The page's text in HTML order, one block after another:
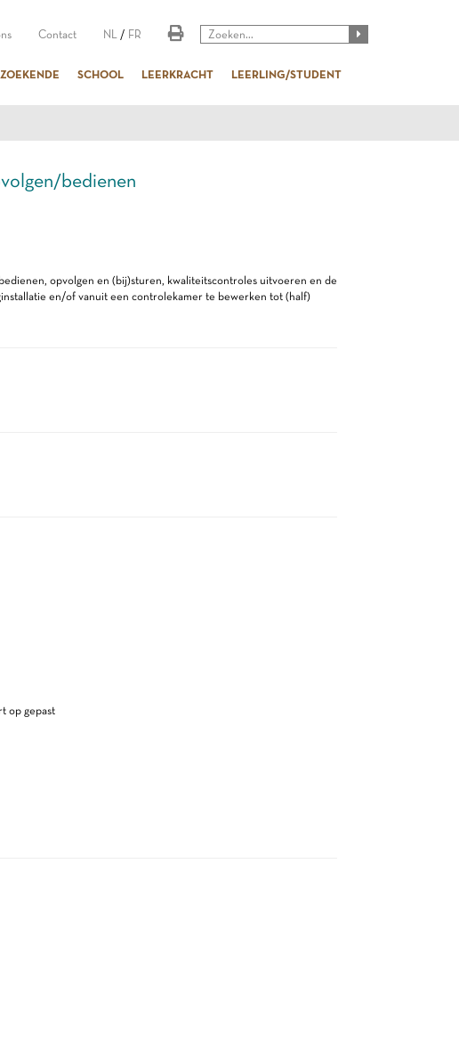
Contact NL / FR
SCHOOL LEERKRACHT LEERLING/STUDENT
bedienen
opvolgen en (bij)sturen, kwaliteitscontroles uitvoeren en de
en/of vanuit een controlekamer te bewerken tot (half)
op gepast